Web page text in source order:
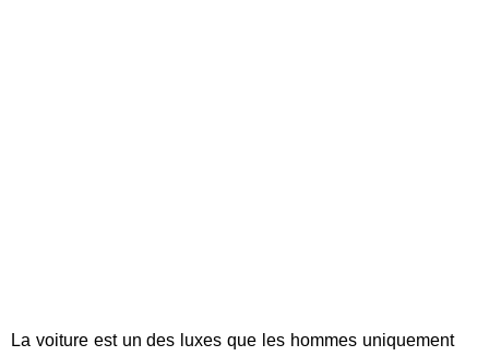
La voiture est un des luxes que les hommes uniquement